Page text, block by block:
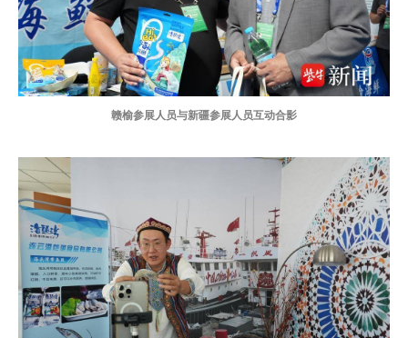
赣榆参展人员与新疆参展人员互动合影